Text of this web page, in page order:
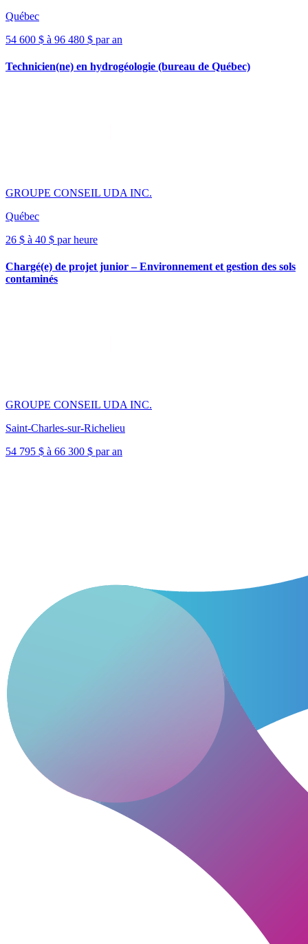
Québec
54 600 $ à 96 480 $ par an
Technicien(ne) en hydrogéologie (bureau de Québec)
GROUPE CONSEIL UDA INC.
Québec
26 $ à 40 $ par heure
Chargé(e) de projet junior – Environnement et gestion des sols
contaminés
GROUPE CONSEIL UDA INC.
Saint-Charles-sur-Richelieu
54 795 $ à 66 300 $ par an